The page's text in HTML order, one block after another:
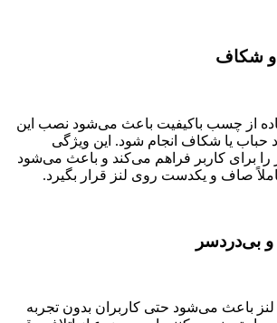
و شکاف
از چسب باکیفیت باعث می‌شود نصب این
حباب یا شکاف انجام شود. این ویژگی
را برای کاربر فراهم می‌کند و باعث می‌شود
صاف و یکدست روی لنز قرار بگیرد.
بی‌دردسر
باعث می‌شود حتی کاربران بدون تجربه